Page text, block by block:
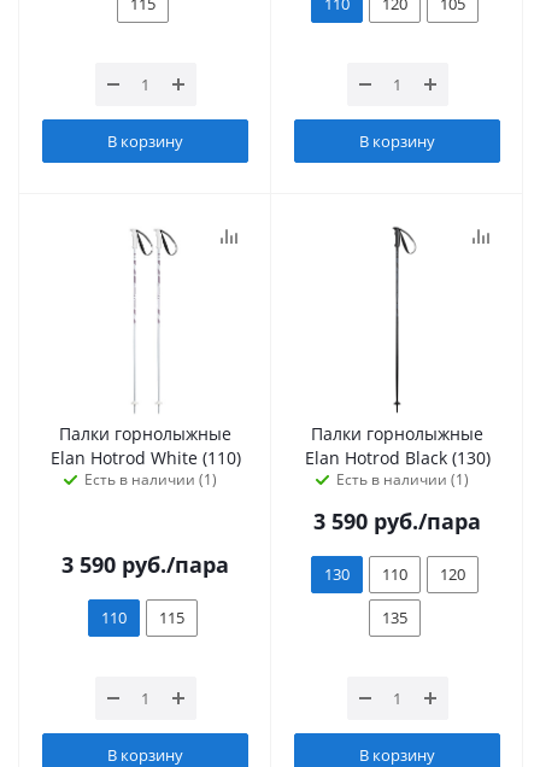
В корзину В корзину
Палки горнолыжные
Elan Hotrod White (110)
Есть в наличии (1)
3 590 руб./пара
110 115
В корзину
Палки горнолыжные
Elan Hotrod Black (130)
Есть в наличии (1)
3 590 руб./пара
130 110
120
135
В корзину